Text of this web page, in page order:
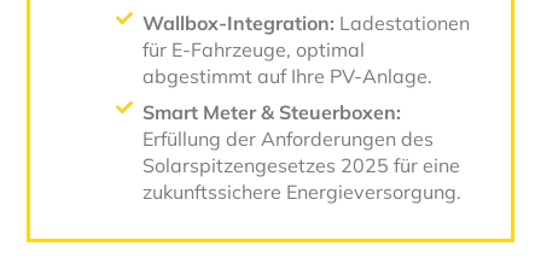
Wallbox-Integration: Ladestationen
für E-Fahrzeuge, optimal
abgestimmt auf Ihre PV-Anlage.
Smart Meter & Steuerboxen:
Erfüllung der Anforderungen des
Solarspitzengesetzes 2025 für eine
zukunftssichere Energieversorgung.